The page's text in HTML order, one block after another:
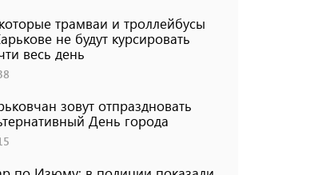
трамваи и троллейбусы
не будут курсировать
весь день
зовут отпраздновать
День города